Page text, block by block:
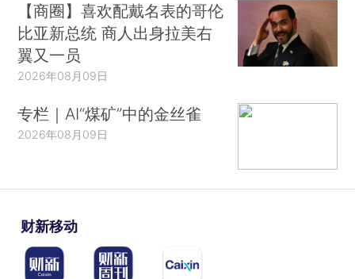
【商圈】喜欢配戴名表的哥伦
比亚新总统 商人出身拉美右
翼又一员
2026年08月09日
专栏｜AI“煤矿”中的金丝雀
2026年08月09日
财新移动